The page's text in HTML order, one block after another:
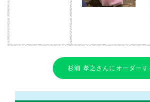
杉浦 孝之さんにオーダーす